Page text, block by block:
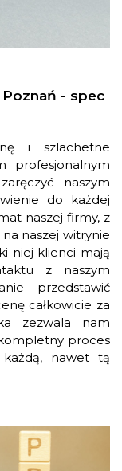
- spec
i szlachetne
profesjonalnym
naszym
do każdej
naszej firmy, z
naszej witrynie
niej klienci mają
z naszym
przedstawić
całkowicie za
zezwala nam
proces
nawet tą